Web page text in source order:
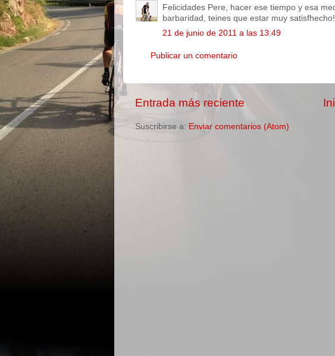
Felicidades Pere, hacer ese tiempo y esa
barbaridad, teines que estar muy satisfhecho!
21 de junio de 2011 a las 13:49
Publicar un comentario
Entrada más reciente
Suscribirse a: Enviar comentarios (Atom)